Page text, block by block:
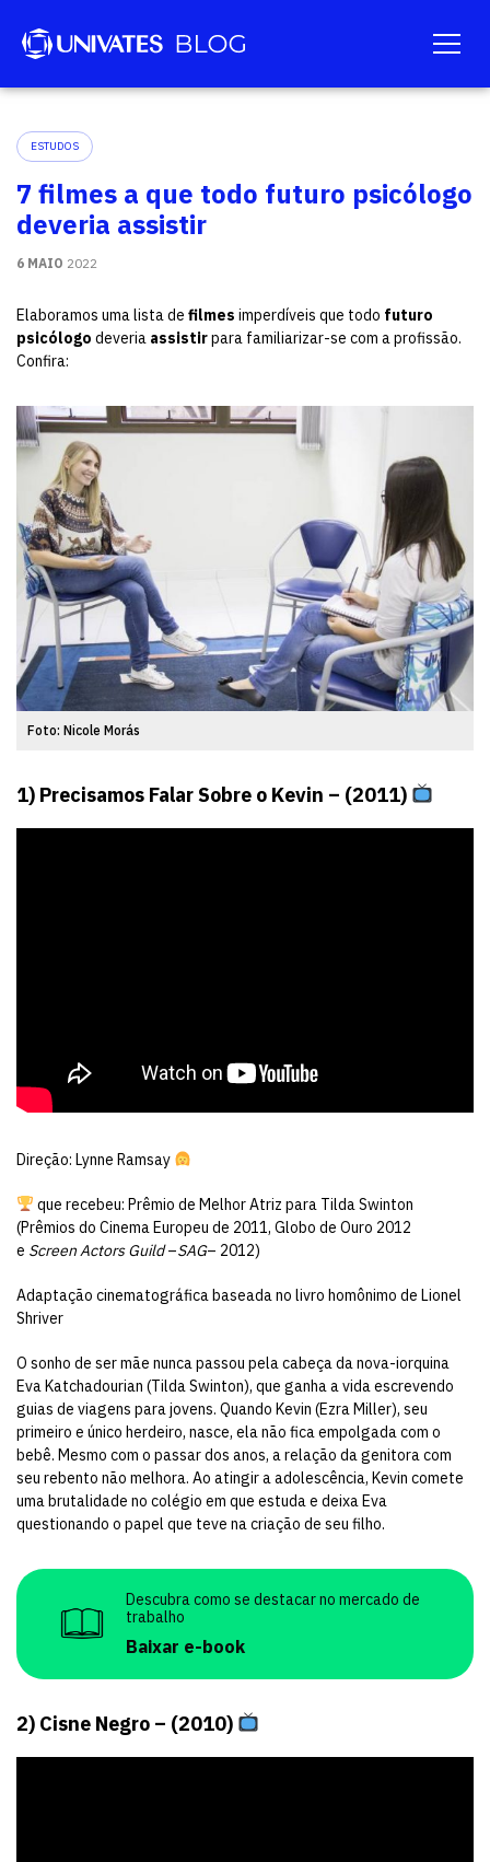
ESTUDOS
7 filmes a que todo futuro psicólogo
deveria assistir
6 MAIO 2022
Elaboramos uma lista de filmes imperdíveis que todo futuro
psicólogo deveria assistirpara familiarizar-se com a profissão.
Confira:
Foto: Nicole Morás
1) Precisamos Falar Sobre o Kevin – (2011)
Direção: Lynne Ramsay
que recebeu: Prêmio de Melhor Atriz para Tilda Swinton
(Prêmios do Cinema Europeu de 2011, Globo de Ouro 2012
e Screen Actors Guild–SAG– 2012)
Adaptação cinematográfica baseada no livro homônimo de Lionel
Shriver
O sonho de ser mãe nunca passou pela cabeça da nova-iorquina
Eva Katchadourian (Tilda Swinton), que ganha a vida escrevendo
guias de viagens para jovens. Quando Kevin (Ezra Miller), seu
primeiro e único herdeiro, nasce, ela não fica empolgada com o
bebê. Mesmo com o passar dos anos, a relação da genitora com
seu rebento não melhora. Ao atingir a adolescência, Kevin comete
uma brutalidade no colégio em que estuda e deixa Eva
questionando o papel que teve na criação de seu filho.
Descubra como se destacar no mercado de
trabalho
Baixar e-book
2) Cisne Negro – (2010)